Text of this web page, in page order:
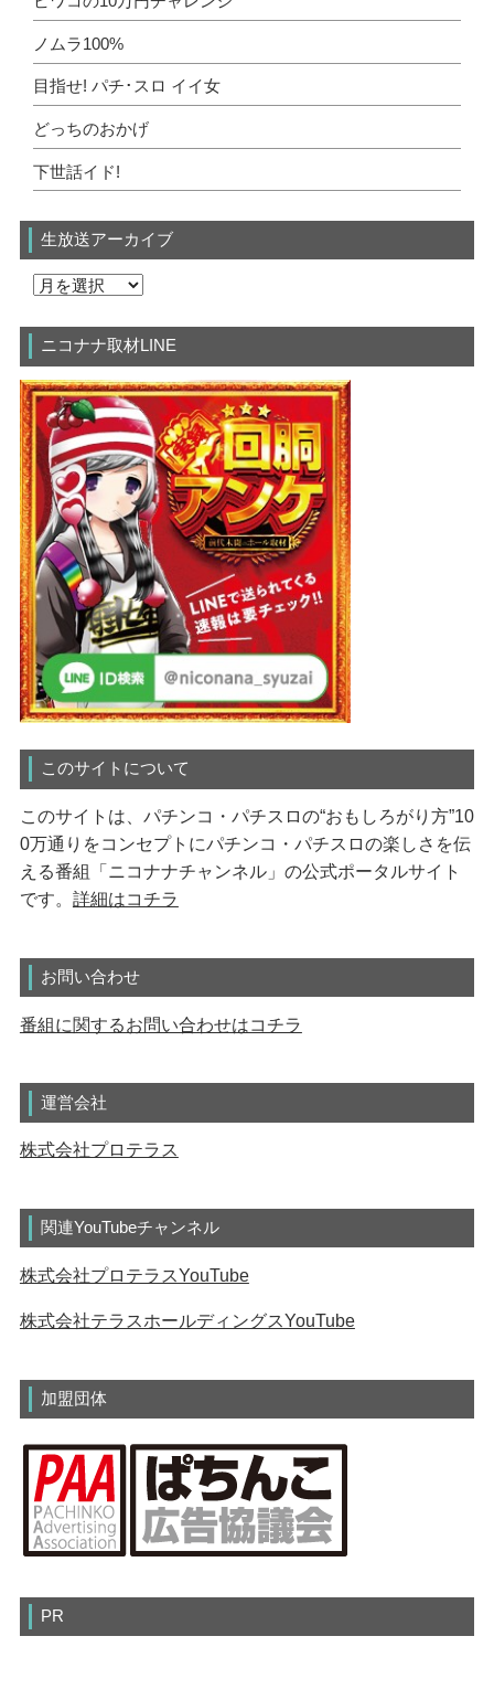
ノムラ100%
目指せ! パチ･スロ イイ女
どっちのおかげ
下世話イド!
生放送アーカイブ
ニコナナ取材LINE
このサイトについて
このサイトは、パチンコ・パチスロの“おもしろがり方”10
0万通りをコンセプトにパチンコ・パチスロの楽しさを伝
える番組「ニコナナチャンネル」の公式ポータルサイト
です。 詳細はコチラ
お問い合わせ
番組に関するお問い合わせはコチラ
運営会社
株式会社プロテラス
関連YouTubeチャンネル
株式会社プロテラスYouTube
株式会社テラスホールディングスYouTube
加盟団体
PR